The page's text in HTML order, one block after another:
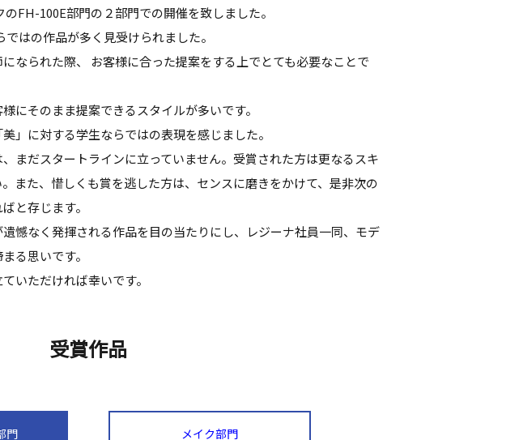
FH-100E部門の２部門での開催を致しました。
はの作品が多く見受けられました。
なられた際、 お客様に合った提案をする上でとても必要なことで
にそのまま提案できるスタイルが多いです。
」に対する学生ならではの表現を感じました。
まだスタートラインに立っていません。受賞された方は更なるスキ
また、惜しくも賞を逃した方は、センスに磨きをかけて、是非次の
と存じます。
憾なく発揮される作品を目の当たりにし、レジーナ社員一同、モデ
る思いです。
いただければ幸いです。
受賞作品
門 メイク部門